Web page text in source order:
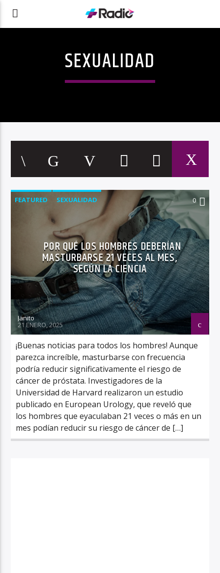
SEXUALIDAD
FEATURED SEXUALIDAD 0
POR QUÉ LOS HOMBRES DEBERÍAN
MASTURBARSE 21 VECES AL MES,
SEGÚN LA CIENCIA
Janito
21 ENERO, 2025
¡Buenas noticias para todos los hombres! Aunque
parezca increíble, masturbarse con frecuencia
podría reducir significativamente el riesgo de
cáncer de próstata. Investigadores de la
Universidad de Harvard realizaron un estudio
publicado en European Urology, que reveló que
los hombres que eyaculaban 21 veces o más en un
mes podían reducir su riesgo de cáncer de […]